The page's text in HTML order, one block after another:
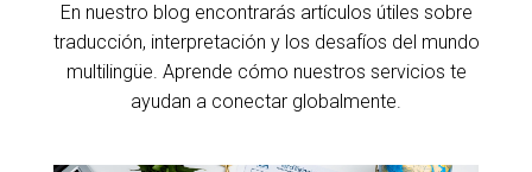
En nuestro blog encontrarás artículos útiles sobre
traducción, interpretación y los desafíos del mundo
multilingüe. Aprende cómo nuestros servicios te
ayudan a conectar globalmente.